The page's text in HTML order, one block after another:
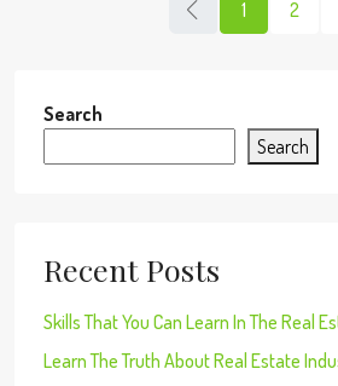
1 2
Search
Search
Recent Posts
Skills That You Can Learn In The Real
Learn The Truth About Real Estate